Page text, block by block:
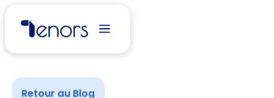
Retour au Blog